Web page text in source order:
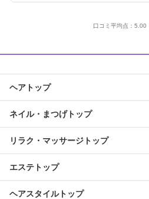
口コミ平均点： 5.00
ヘアトップ
ネイル・まつげトップ
リラク・マッサージトップ
エステトップ
ヘアスタイルトップ